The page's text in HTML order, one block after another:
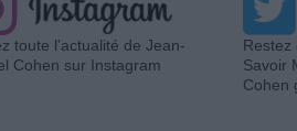
toute l'actualité de Jean-
Cohen sur Instagram
Restez
Savoir
Cohen